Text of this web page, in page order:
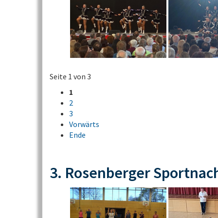
Seite 1 von 3
1
2
3
Vorwärts
Ende
3. Rosenberger